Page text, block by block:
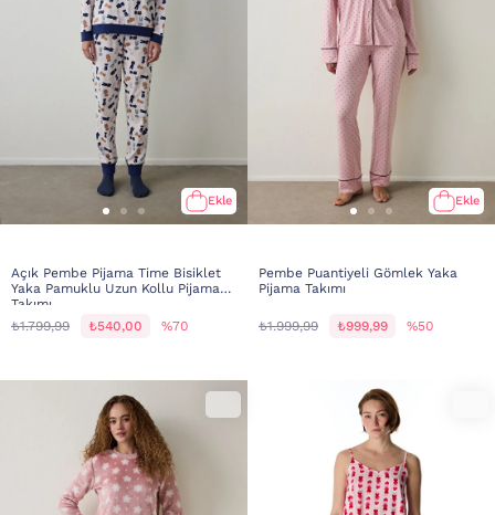
Ekle
Açık Pembe Pijama Time Bisiklet
Yaka Pamuklu Uzun Kollu Pijama
Takımı
₺1.799,99
₺540,00 %70
Ekle
Pembe Puantiyeli Gömlek Yaka
Pijama Takımı
₺1.999,99 ₺999,99 %50